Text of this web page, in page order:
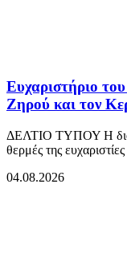
Ευχαριστήριο
Ζηρού και τον
ΔΕΛΤΙΟ ΤΥΠΟΥ Η
θερμές της
04.08.2026